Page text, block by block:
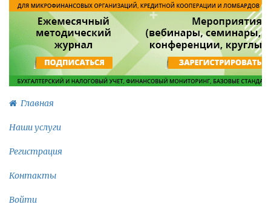
Главная
Наши услуги
Регистрация
Контакты
Войти